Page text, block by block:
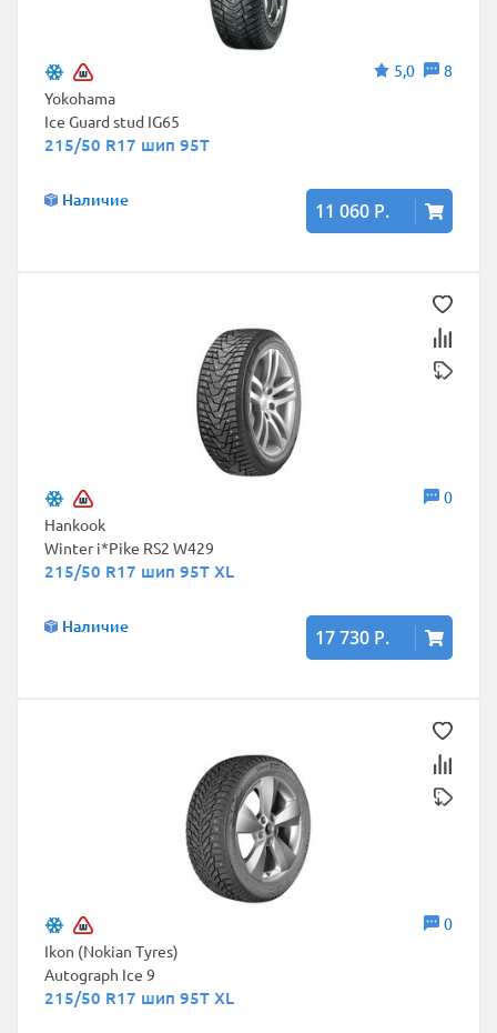
5,0
8
Yokohama
Ice Guard stud IG65
215/50 R17 шип 95T
Наличие 11 060 Р.
0
Hankook
Winter i*Pike RS2 W429
215/50 R17 шип 95T XL
Наличие 17 730 Р.
0
Ikon (Nokian Tyres)
Autograph Ice 9
215/50 R17 шип 95T XL